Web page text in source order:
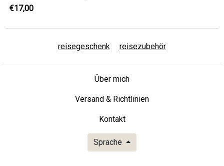
€17,00
reisegeschenk reisezubehör
Über mich
Versand & Richtlinien
Kontakt
Sprache